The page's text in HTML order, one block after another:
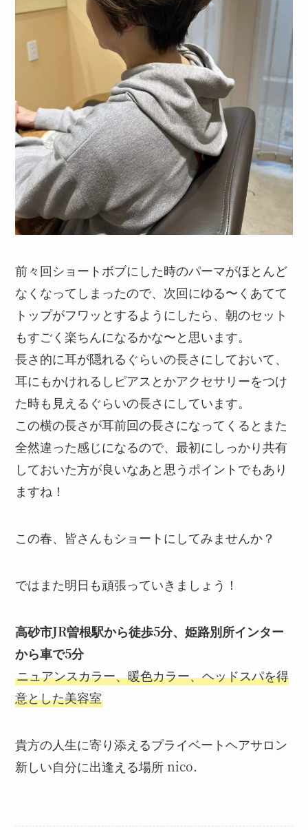
前々回ショートボブにした時のパーマがほとんど
なくなってしまったので、次回にゆる〜くあてて
トップがフワッとするようにしたら、朝のセット
もすごく楽ちんになるかな〜と思います。
長さ的に耳が隠れるぐらいの長さにしておいて、
耳にもかけれるしピアスとかアクセサリーをつけ
た時も見えるぐらいの長さにしています。
この横の長さが耳前回の長さになってくるとまた
全然違った感じになるので、最初にしっかり共有
しておいた方が良いなあと思うポイントでもあり
ますね！
この春、皆さんもショートにしてみませんか？
ではまた明日も頑張っていきましょう！
高砂市JR曽根駅から徒歩5分、姫路別所インター
から車で5分
ニュアンスカラー、暖色カラー、ヘッドスパを得
意とした美容室
貴方の人生に寄り添えるプライベートヘアサロン
新しい自分に出逢える場所 nico.